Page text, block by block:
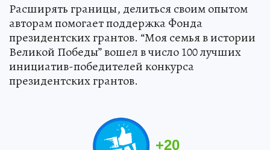
Расширять границы, делиться своим опытом
авторам помогает поддержка Фонда
президентских грантов. “Моя семья в истории
Великой Победы” вошел в число 100 лучших
инициатив-победителей конкурса
президентских грантов.
+20